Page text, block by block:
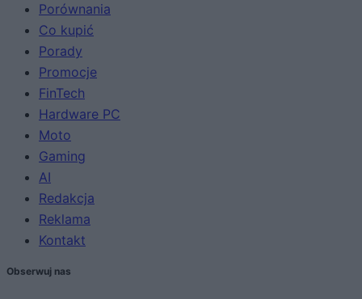
Porównania
Co kupić
Porady
Promocje
FinTech
Hardware PC
Moto
Gaming
AI
Redakcja
Reklama
Kontakt
Obserwuj nas